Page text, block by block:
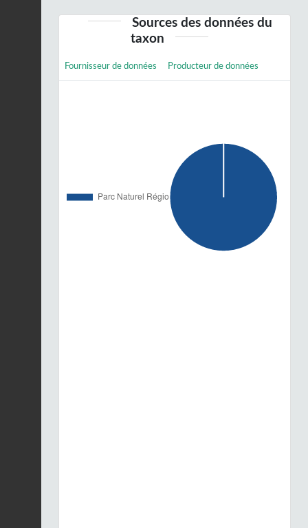
Sources des données du
taxon
Fournisseur de données Producteur de données